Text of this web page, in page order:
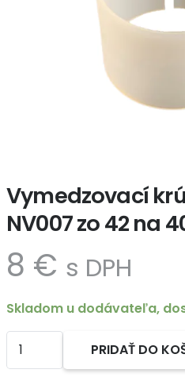
Vymedzovací
NV007 zo 42 na
8 € s DPH
Skladom u dodávateľa,
množstvo
Vymedzovací PRIDAŤ DO
Alternative: